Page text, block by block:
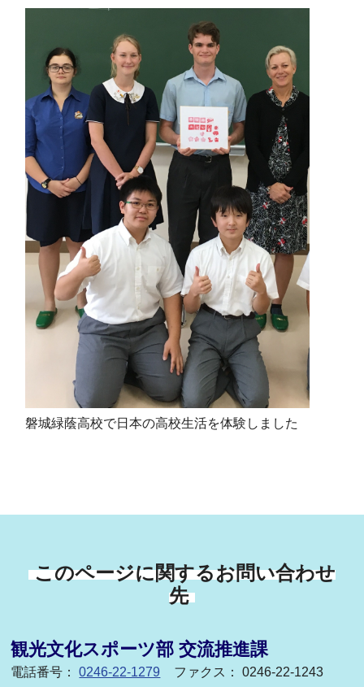
磐城緑蔭高校で日本の高校生活を体験しました
このページに関するお問い合わせ
先
観光文化スポーツ部 交流推進課
電話番号：0246-22-1279 ファクス： 0246-22-1243